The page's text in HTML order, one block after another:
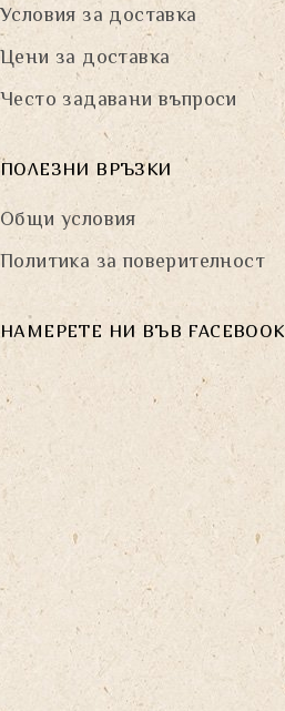
Условия за доставка
Цени за доставка
Често задавани въпроси
ПОЛЕЗНИ ВРЪЗКИ
Общи условия
Политика за поверителност
НАМЕРЕТЕ НИ ВЪВ FACEBOOK